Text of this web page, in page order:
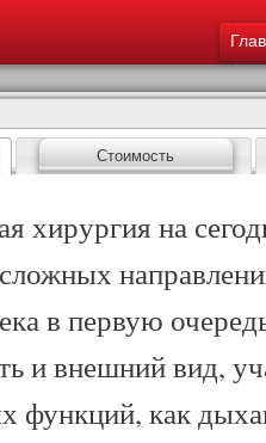
Стоимость
хирургия на
в первую
и внешний вид,
функций, как